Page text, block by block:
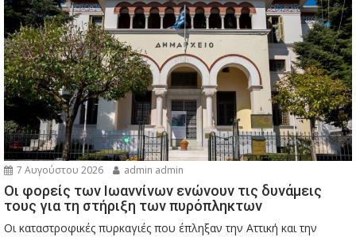
7 Αυγούστου 2026 admin admin
Οι φορείς των Ιωαννίνων ενώνουν τις δυνάμεις
τους για τη στήριξη των πυρόπληκτων
Οι καταστροφικές πυρκαγιές που έπληξαν την Αττική και την